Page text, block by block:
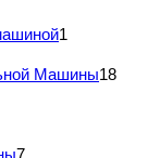
1
Машины18